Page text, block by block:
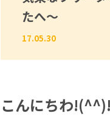
たへ～
17.05.30
こんにちわ